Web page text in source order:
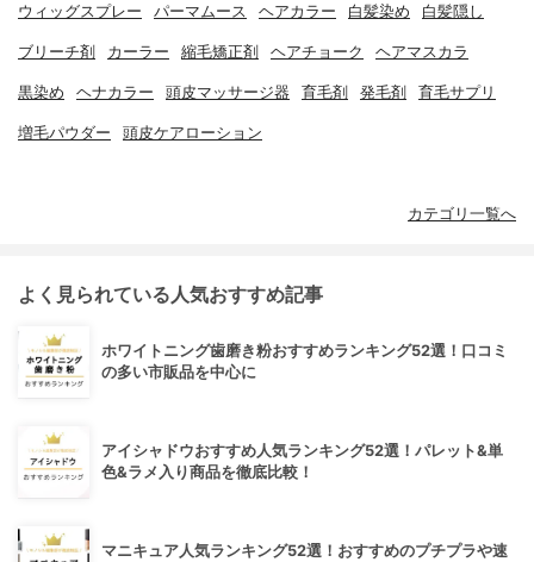
ウィッグスプレー パーマムース ヘアカラー 白髪染め 白髪隠し
ブリーチ剤 カーラー 縮毛矯正剤 ヘアチョーク ヘアマスカラ
黒染め ヘナカラー 頭皮マッサージ器 育毛剤 発毛剤 育毛サプリ
増毛パウダー 頭皮ケアローション
カテゴリ一覧へ
よく見られている人気おすすめ記事
ホワイトニング歯磨き粉おすすめランキング52選！口コミ
の多い市販品を中心に
アイシャドウおすすめ人気ランキング52選！パレット&単
色&ラメ入り商品を徹底比較！
マニキュア人気ランキング52選！おすすめのプチプラや速